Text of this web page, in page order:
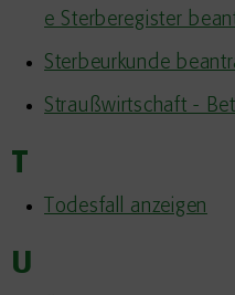
e Sterberegister
Sterbeurkunde
Straußwirtschaft -
T
Todesfall anzeigen
U